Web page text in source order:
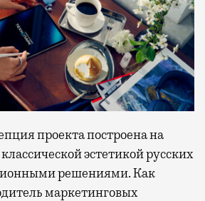
проекта построена на
эстетикой русских
решениями. Как
маркетинговых